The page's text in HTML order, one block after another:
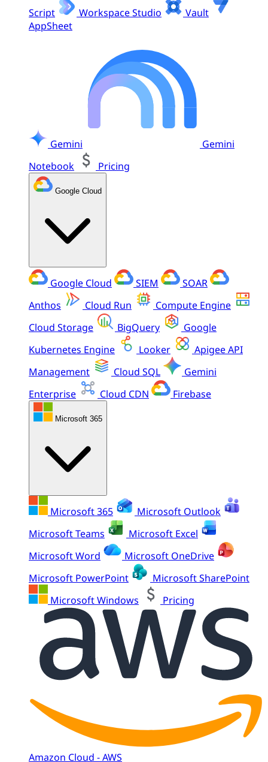
Script
Workspace Studio
Vault
AppSheet
Gemini
Gemini
Notebook
Pricing
Google Cloud
Google Cloud SIEM
SOAR
Anthos
Cloud Run
Compute Engine
Cloud Storage
BigQuery
Google
Kubernetes Engine
Looker
Apigee API
Management
Cloud SQL
Gemini
Enterprise
Cloud CDN Firebase
Microsoft 365
Microsoft 365
Microsoft Outlook
Microsoft Teams
Microsoft Excel
Microsoft Word
Microsoft OneDrive
Microsoft PowerPoint
Microsoft SharePoint
Microsoft Windows
Pricing
Amazon Cloud - AWS